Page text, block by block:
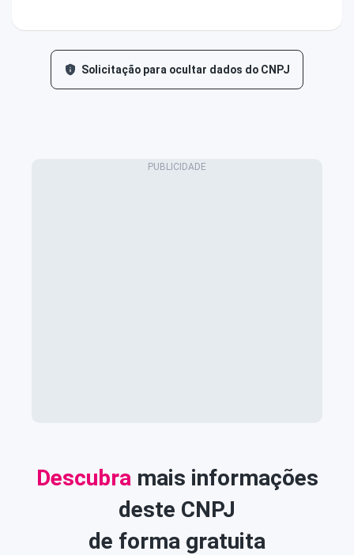
Solicitação para ocultar dados do CNPJ
Descubramais informações
deste CNPJ
de forma gratuita